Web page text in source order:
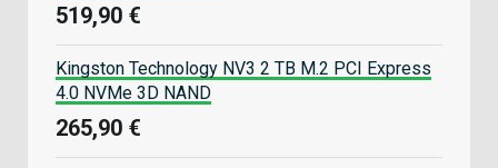
519,90 €
Kingston Technology NV3 2 TB M.2 PCI Express
4.0 NVMe 3D NAND
265,90 €